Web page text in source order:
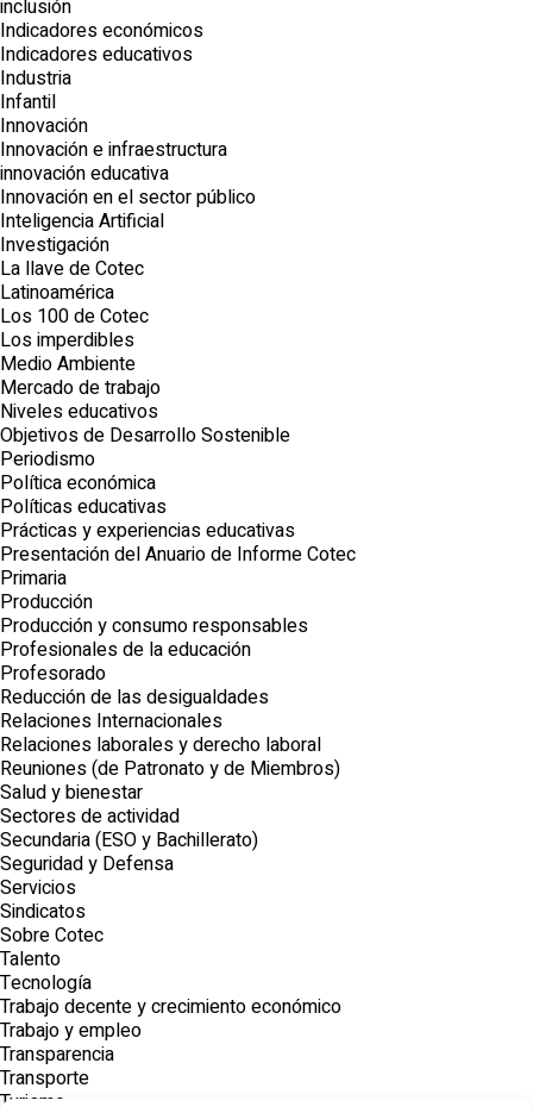
inclusión
Indicadores económicos
Indicadores educativos
Industria
Infantil
Innovación
Innovación e infraestructura
innovación educativa
Innovación en el sector público
Inteligencia Artificial
Investigación
La llave de Cotec
Latinoamérica
Los 100 de Cotec
Los imperdibles
Medio Ambiente
Mercado de trabajo
Niveles educativos
Objetivos de Desarrollo Sostenible
Periodismo
Política económica
Políticas educativas
Prácticas y experiencias educativas
Presentación del Anuario de Informe Cotec
Primaria
Producción
Producción y consumo responsables
Profesionales de la educación
Profesorado
Reducción de las desigualdades
Relaciones Internacionales
Relaciones laborales y derecho laboral
Reuniones (de Patronato y de Miembros)
Salud y bienestar
Sectores de actividad
Secundaria (ESO y Bachillerato)
Seguridad y Defensa
Servicios
Sindicatos
Sobre Cotec
Talento
Tecnología
Trabajo decente y crecimiento económico
Trabajo y empleo
Transparencia
Transporte
Turismo